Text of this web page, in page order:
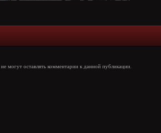
, не могут оставлять комментарии к данной публикации.